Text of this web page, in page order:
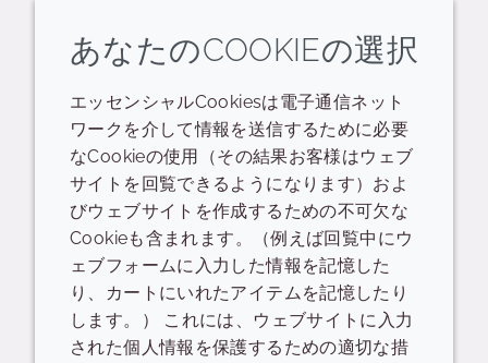
関連するリソース
生分解性ステートメント
HYDROSOY 2000 Biodegradability statement
英語: 112.0 KB READ DESCRIPTIONS
ログイン/登録
あなたのCOOKIEの選択
エッセンシャルCookiesは電子通信ネット
ワークを介して情報を送信するために必要
なCookieの使用（その結果お客様はウェブ
サイトを回覧できるようになります）およ
びウェブサイトを作成するための不可欠な
Cookieも含まれます。（例えば回覧中にウ
ェブフォームに入力した情報を記憶した
り、カートにいれたアイテムを記憶したり
します。） これには、ウェブサイトに入力
された個人情報を保護するための適切な措